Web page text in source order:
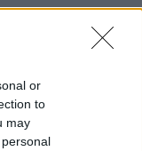
or
to
may